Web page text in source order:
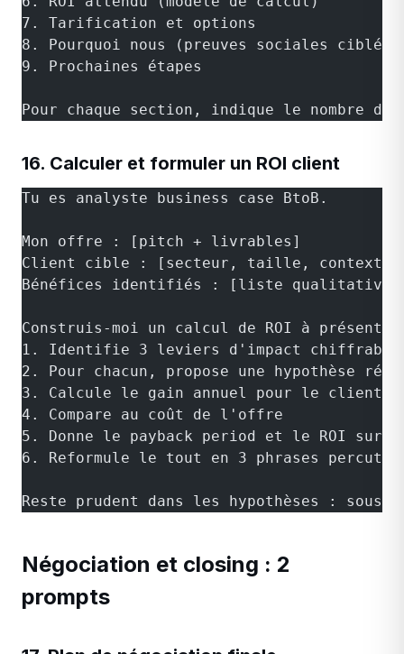
7. Tarification et options
8. Pourquoi nous (preuves sociales
9. Prochaines étapes
Pour chaque section, indique le nombre
16. Calculer et formuler un ROI client
Tu es analyste business case BtoB.
Mon offre : [pitch + livrables]
Client cible : [secteur, taille, contexte]
Bénéfices identifiés : [liste qualitative]
Construis-moi un calcul de ROI à
1. Identifie 3 leviers d'impact chiffrables
2. Pour chacun, propose une hypothèse
3. Calcule le gain annuel pour le client
4. Compare au coût de l'offre
5. Donne le payback period et le ROI sur 3
6. Reformule le tout en 3 phrases
Reste prudent dans les hypothèses :
Négociation et closing : 2
prompts